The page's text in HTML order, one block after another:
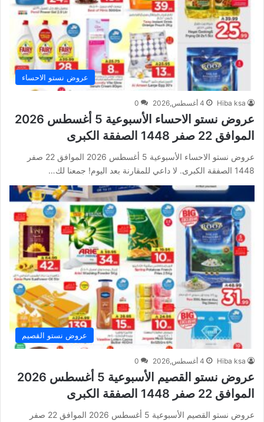
عروض نستو الاحساء
Hiba ksa 4 أغسطس,2026 0
عروض نستو الاحساء الأسبوعية 5 أغسطس 2026
الموافق 22 صفر 1448 الصفقة الكبرى
عروض نستو الاحساء الأسبوعية 5 أغسطس 2026 الموافق 22 صفر
1448 الصفقة الكبرى. لا داعي للمقارنة بعد اليوم! جمعنا لك…
عروض نستو القصيم
Hiba ksa 4 أغسطس,2026 0
عروض نستو القصيم الأسبوعية 5 أغسطس 2026
الموافق 22 صفر 1448 الصفقة الكبرى
عروض نستو القصيم الأسبوعية 5 أغسطس 2026 الموافق 22 صفر